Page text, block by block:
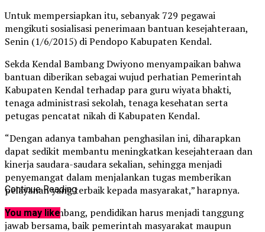
Untuk mempersiapkan itu, sebanyak 729 pegawai
mengikuti sosialisasi penerimaan bantuan kesejahteraan,
Senin (1/6/2015) di Pendopo Kabupaten Kendal.
Sekda Kendal Bambang Dwiyono menyampaikan bahwa
bantuan diberikan sebagai wujud perhatian Pemerintah
Kabupaten Kendal terhadap para guru wiyata bhakti,
tenaga administrasi sekolah, tenaga kesehatan serta
petugas pencatat nikah di Kabupaten Kendal.
“Dengan adanya tambahan penghasilan ini, diharapkan
dapat sedikit membantu meningkatkan kesejahteraan dan
kinerja saudara-saudara sekalian, sehingga menjadi
penyemangat dalam menjalankan tugas memberikan
pelayanan yang terbaik kepada masyarakat,” harapnya.
Menurut Bambang, pendidikan harus menjadi tanggung
jawab bersama, baik pemerintah masyarakat maupun
Continue Reading
You may like